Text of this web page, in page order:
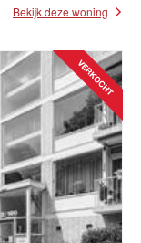
Bekijk deze woning